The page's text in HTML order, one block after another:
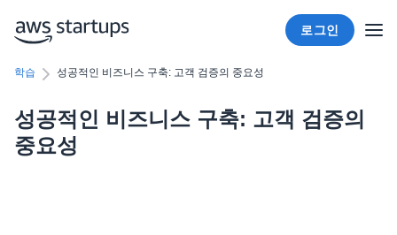
로그인
학습 성공적인 비즈니스 구축: 고객 검증의 중요성
성공적인 비즈니스 구축: 고객 검증의
중요성